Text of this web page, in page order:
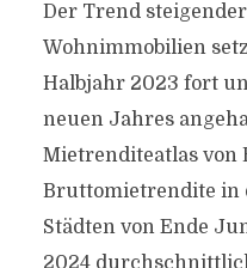
Der Trend
Wohnimmobilien
Halbjahr 2023 fort
neuen Jahres
Mietrenditeatlas von
Bruttomietrendite in
Städten von Ende
2024